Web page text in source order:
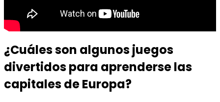
¿Cuáles son algunos juegos
divertidos para aprenderse las
capitales de Europa?